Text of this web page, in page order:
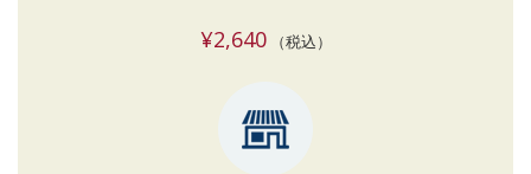
¥2,640（税込）